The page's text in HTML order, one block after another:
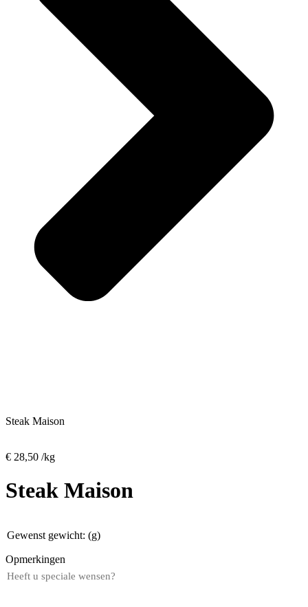
Steak Maison
€ 28,50 /kg
Steak Maison
Gewenst gewicht: (g)
Opmerkingen